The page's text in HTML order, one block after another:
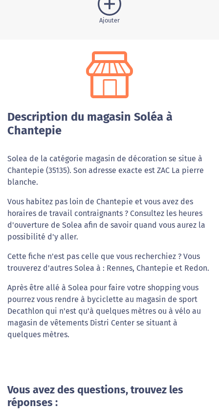
Ajouter
Description du magasin Soléa à
Chantepie
Solea de la catégorie magasin de décoration se situe à
Chantepie (35135). Son adresse exacte est ZAC La pierre
blanche.
Vous habitez pas loin de Chantepie et vous avez des
horaires de travail contraignants ? Consultez les heures
d'ouverture de Solea afin de savoir quand vous aurez la
possibilité d'y aller.
Cette fiche n'est pas celle que vous recherchiez ? Vous
trouverez d'autres Solea à : Rennes, Chantepie et Redon.
Après être allé à Solea pour faire votre shopping vous
pourrez vous rendre à byciclette au magasin de sport
Decathlon qui n'est qu'à quelques mètres ou à vélo au
magasin de vêtements Distri Center se situant à
quelques mètres.
Vous avez des questions, trouvez les
réponses :